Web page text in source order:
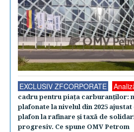
EXCLUSIV ZFCORPORATE
cadru pentru piaţa carburanţilor:
plafonate la nivelul din 2025
plafon la rafinare şi taxă de
progresiv. Ce spune OMV Petrom